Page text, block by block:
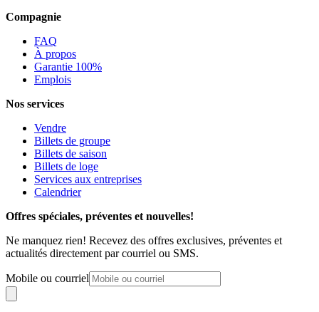
Compagnie
FAQ
À propos
Garantie 100%
Emplois
Nos services
Vendre
Billets de groupe
Billets de saison
Billets de loge
Services aux entreprises
Calendrier
Offres spéciales, préventes et nouvelles!
Ne manquez rien! Recevez des offres exclusives, préventes et
actualités directement par courriel ou SMS.
Mobile ou courriel